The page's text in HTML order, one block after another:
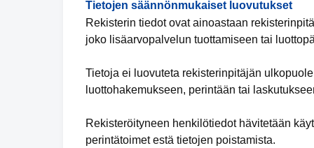
Tietojen säännönmukaiset luovutukset
Rekisterin tiedot ovat ainoastaan
joko lisäarvopalvelun tuottamiseen tai
Tietoja ei luovuteta rekisterinpitäjän
luottohakemukseen, perintään tai
Rekisteröityneen henkilötiedot hävitetään
perintätoimet estä tietojen poistamista.